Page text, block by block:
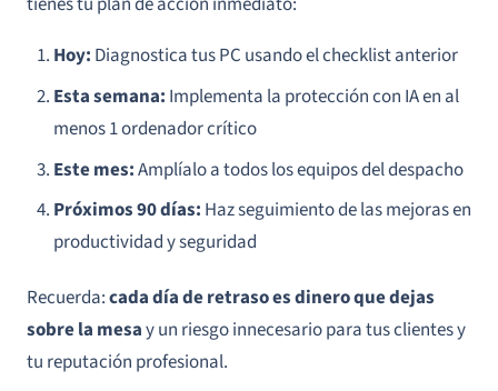
Hoy: Diagnostica tus PC usando el checklist anterior
Esta semana: Implementa la protección con IA en al
menos 1 ordenador crítico
Este mes:Amplíalo a todos los equipos del despacho
Próximos 90 días: Haz seguimiento de las mejoras en
productividad y seguridad
Recuerda:cada día de retraso es dinero que dejas
sobre la mesay un riesgo innecesario para tus clientes y
tu reputación profesional.